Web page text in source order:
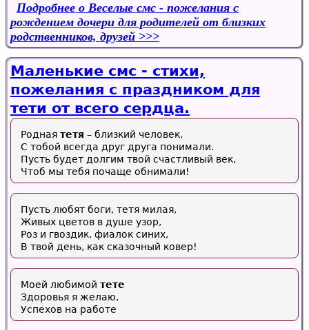
Подробнее о Веселые смс - пожелания с
рождением дочери для родителей от близких
родственников, друзей
Маленькие смс - стихи,
пожелания с праздником для
тети от всего сердца.
Родная тетя – близкий человек,
С тобой всегда друг друга понимали.
Пусть будет долгим твой счастливый век,
Чтоб мы тебя почаще обнимали!
Пусть любят боги, тетя милая,
Живых цветов в душе узор,
Роз и гвоздик, фиалок синих,
В твой день, как сказочный ковер!
Моей любимой тете
Здоровья я желаю,
Успехов на работе